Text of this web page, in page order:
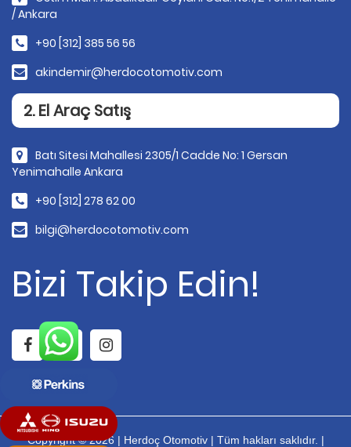
/ Ankara
+90 [312] 385 56 56
akindemir@herdocotomotiv.com
2. El Araç Satış
Batı Sitesi Mahallesi 2305/1 Cadde No: 1 Gersan
Yenimahalle Ankara
+90 [312] 278 62 00
bilgi@herdocotomotiv.com
Bizi Takip Edin!
Copyright © 2026 | Herdoç Otomotiv | Tüm hakları saklıdır. |